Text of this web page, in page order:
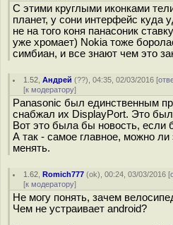
С этими круглыми иконками
планет, у сони интерфейс куда
не на того коня панасоник
уже хромает) Nokia тоже
симбиан, и все знают чем это
1.52 ,Андрей (??), 04:35, 02/03/2016 [
[к модератору]
Panasonic был единственным
снабжал их DisplayPort. Это
Вот это была бы новость, если
А так - самое главное, можно
менять.
1.62 ,Romich777 (ok), 00:24, 03/03/2016 [
[к модератору]
Не могу понять, зачем
Чем не устраивает android?